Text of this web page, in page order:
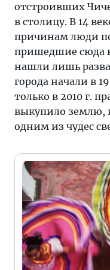
отстроивших
в столицу. В 14
причинам люди
пришедшие сюда
нашли лишь
города начали в
только в 2010 г.
выкупило землю,
одним из чудес